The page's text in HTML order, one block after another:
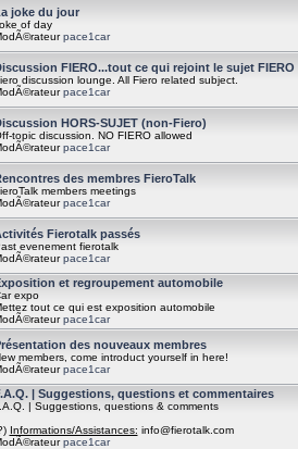
joke du jour
of day
pace1car
FIERO...tout ce qui rejoint le sujet FIERO
discussion lounge. All Fiero related subject.
pace1car
HORS-SUJET (non-Fiero)
topic discussion. NO FIERO allowed
pace1car
des membres FieroTalk
members meetings
pace1car
Fierotalk passés
evenement fierotalk
pace1car
et regroupement automobile
expo
tout ce qui est exposition automobile
pace1car
des nouveaux membres
members, come introduct yourself in here!
pace1car
| Suggestions, questions et commentaires
| Suggestions, questions & comments
Informations/Assistances: info@fierotalk.com
pace1car